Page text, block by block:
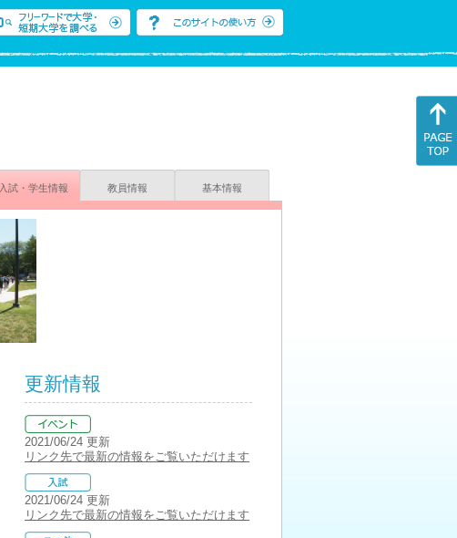
入試・学生情報 教員情報 基本情報
更新情報
2021/06/24 更新
リンク先で最新の情報をご覧いただけます
2021/06/24 更新
リンク先で最新の情報をご覧いただけます